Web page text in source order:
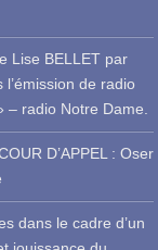
Lise BELLET par
de radio
– radio Notre Dame.
D’APPEL : Oser
dans le cadre d’un